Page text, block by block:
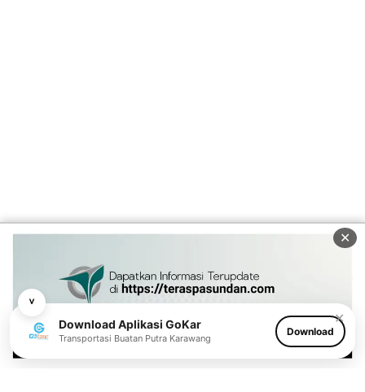
˅
✕
Download Aplikasi GoKar
Transportasi Buatan Putra Karawang
Download
✕